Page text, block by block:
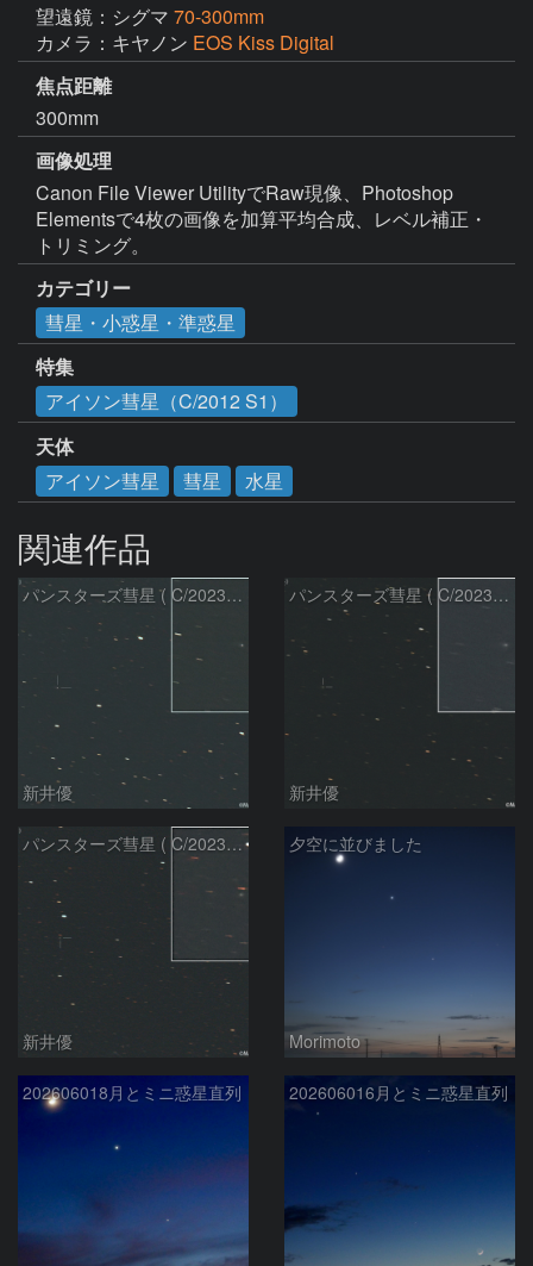
望遠鏡：シグマ 70-300mm
カメラ：キヤノン EOS Kiss Digital
焦点距離
300mm
画像処理
Canon File Viewer UtilityでRaw現像、Photoshop
Elementsで4枚の画像を加算平均合成、レベル補正・
トリミング。
カテゴリー
彗星・小惑星・準惑星
特集
アイソン彗星（C/2012 S1）
天体
アイソン彗星
彗星 水星
関連作品
パンスターズ彗星 ( C/2023R1 )：2026/07/09
新井優
パンスターズ彗星 ( C/2023R1 ) ：2026/07/08
新井優
パンスターズ彗星 ( C/2023R1 ) ：2026/05/20
新井優
夕空に並びました
Morimoto
202606018月とミニ惑星直列 202606016月とミニ惑星直列